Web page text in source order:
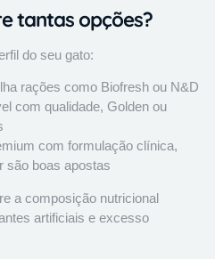
tantas opções?
do seu gato:
rações como Biofresh ou N&D
com qualidade, Golden ou
com formulação clínica,
são boas apostas
a composição nutricional
artificiais e excesso